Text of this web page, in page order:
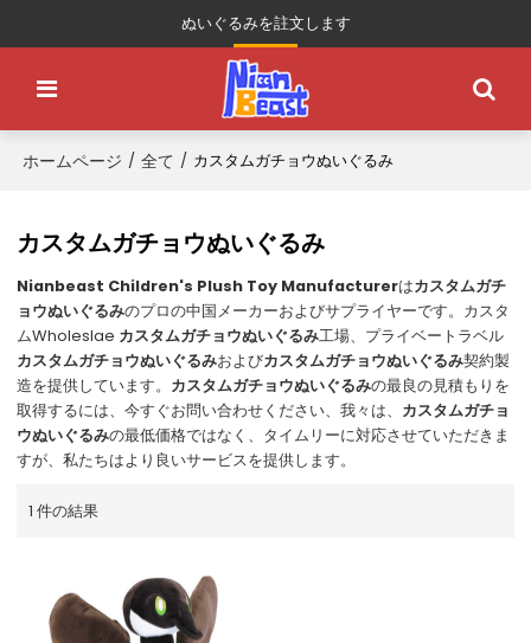
ぬいぐるみを註文します
ホームページ / 全て / カスタムガチョウぬいぐるみ
カスタムガチョウぬいぐるみ
Nianbeast Children's Plush Toy Manufacturerはカスタムガチ
ョウぬいぐるみのプロの中国メーカーおよびサプライヤーです。カスタ
ムWholeslae カスタムガチョウぬいぐるみ工場、プライベートラベル
カスタムガチョウぬいぐるみおよびカスタムガチョウぬいぐるみ契約製
造を提供しています。 カスタムガチョウぬいぐるみの最良の見積もりを
取得するには、今すぐお問い合わせください、我々は、 カスタムガチョ
ウぬいぐるみの最低価格ではなく、タイムリーに対応させていただきま
すが、私たちはより良いサービスを提供します。
1 件の結果